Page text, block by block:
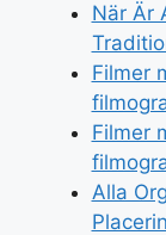
När Är
Filmer
Filmer
Alla